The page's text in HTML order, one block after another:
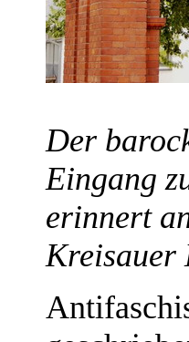
Der
Eingang
erinnert
Kreisauer